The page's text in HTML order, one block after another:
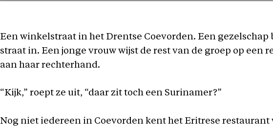
Een winkelstraat in het Drentse Coevorden. Een gezelschap
straat in. Een jonge vrouw wijst de rest van de groep op een
aan haar rechterhand.
“Kijk,” roept ze uit, “daar zit toch een Surinamer?”
Nog niet iedereen in Coevorden kent het Eritrese restaurant